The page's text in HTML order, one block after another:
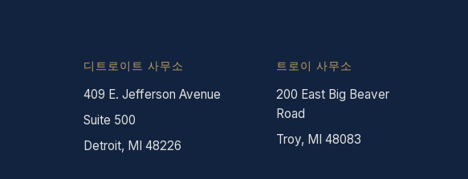
디트로이트 사무소
409 E. Jefferson Avenue
Suite 500
Detroit, MI 48226
트로이 사무소
200 East Big Beaver
Road
Troy, MI 48083